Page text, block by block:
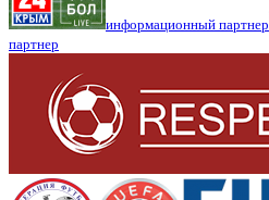
информационный партнер
партнер